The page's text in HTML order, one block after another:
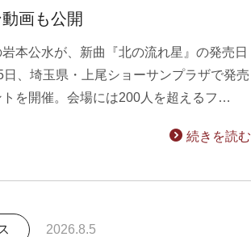
画も公開
本公水が、新曲『北の流れ星』の発売日
日、埼玉県・上尾ショーサンプラザで発売
を開催。会場には200人を超えるフ…
続きを読む
2026.8.5